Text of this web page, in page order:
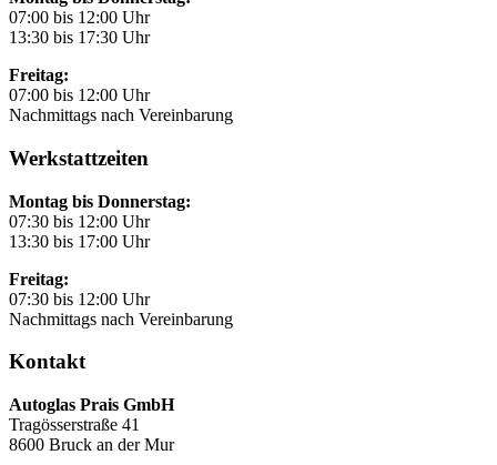
07:00 bis 12:00 Uhr
13:30 bis 17:30 Uhr
Freitag:
07:00 bis 12:00 Uhr
Nachmittags nach Vereinbarung
Werkstattzeiten
Montag bis Donnerstag:
07:30 bis 12:00 Uhr
13:30 bis 17:00 Uhr
Freitag:
07:30 bis 12:00 Uhr
Nachmittags nach Vereinbarung
Kontakt
Autoglas Prais GmbH
Tragösserstraße 41
8600 Bruck an der Mur